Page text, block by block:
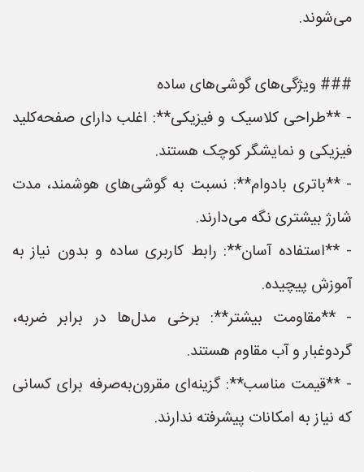
می‌شوند.
### ویژگی‌های گوشی‌های ساده
- **طراحی کلاسیک و فیزیکی**: اغلب دارای صفحه‌کلید
فیزیکی و نمایشگر کوچک هستند.
- **باتری بادوام**: نسبت به گوشی‌های هوشمند، مدت
شارژ بیشتری نگه می‌دارند.
- **استفاده آسان**: رابط کاربری ساده و بدون نیاز به
آموزش پیچیده.
- **مقاومت بیشتر**: برخی مدل‌ها در برابر ضربه،
گردوغبار و آب مقاوم هستند.
- **قیمت مناسب**: گزینه‌ای مقرون‌به‌صرفه برای کسانی
که نیاز به امکانات پیشرفته ندارند.